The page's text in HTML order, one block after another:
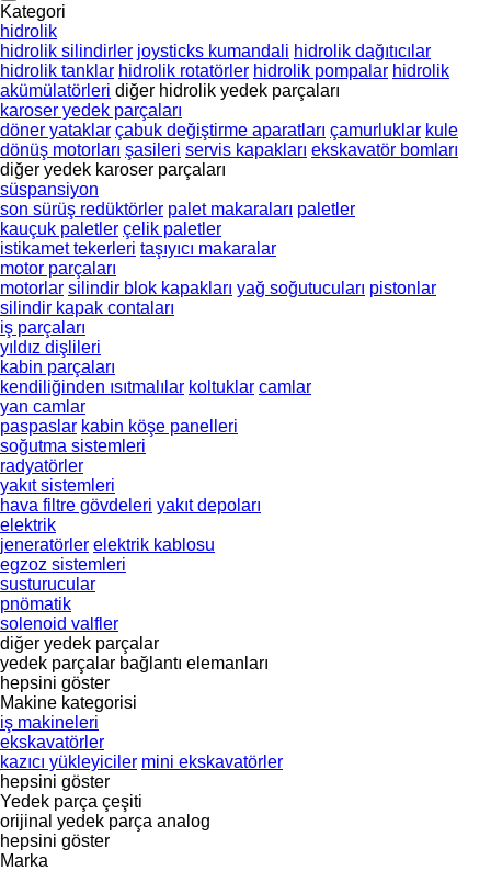
Kategori
hidrolik
hidrolik silindirler joysticks kumandali hidrolik dağıtıcılar
hidrolik tanklar hidrolik rotatörler hidrolik pompalar hidrolik
akümülatörleri diğer hidrolik yedek parçaları
karoser yedek parçaları
döner yataklar çabuk değiştirme aparatları çamurluklar kule
dönüş motorları şasileri servis kapakları ekskavatör bomları
diğer yedek karoser parçaları
süspansiyon
son sürüş redüktörler palet makaraları paletler
kauçuk paletler çelik paletler
istikamet tekerleri taşıyıcı makaralar
motor parçaları
motorlar silindir blok kapakları yağ soğutucuları pistonlar
silindir kapak contaları
iş parçaları
yıldız dişlileri
kabin parçaları
kendiliğinden ısıtmalılar koltuklar camlar
yan camlar
paspaslar kabin köşe panelleri
soğutma sistemleri
radyatörler
yakıt sistemleri
hava filtre gövdeleri yakıt depoları
elektrik
jeneratörler elektrik kablosu
egzoz sistemleri
susturucular
pnömatik
solenoid valfler
diğer yedek parçalar
yedek parçalar bağlantı elemanları
hepsini göster
Makine kategorisi
iş makineleri
ekskavatörler
kazıcı yükleyiciler mini ekskavatörler
hepsini göster
Yedek parça çeşiti
orijinal yedek parça analog
hepsini göster
Marka